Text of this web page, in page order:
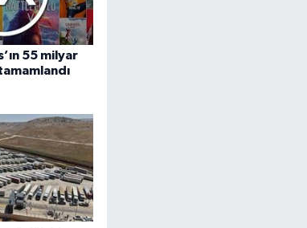
55 milyar